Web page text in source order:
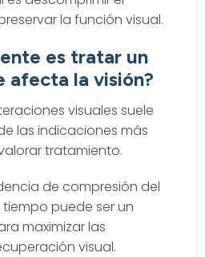
la función visual.
es tratar un
afecta la visión?
visuales suele
las indicaciones más
tratamiento.
de compresión del
puede ser un
maximizar las
visual.